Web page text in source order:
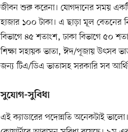
জীবন শুরু করেনা। যোগদানের সময়
হাজার ১০০ টাকা। এ ছাড়া মূল বেতনের
বিভাগে ৪৫ শতাংশ, ঢাকা বিভাগে ৫০
শিক্ষা সহায়ক ভাতা, ঈদ/পূজায় উৎসব
জন্য টিএ/ডিএ ভাতাসহ সরকারি সব
সুযোগ-সুবিধা
এই ক্যাডারের পদোন্নতি অনেকটাই